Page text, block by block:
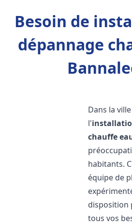
Besoin de
dépannage
Dans la
l'
chauffe
habitants.
équipe de
disposition
tous vos